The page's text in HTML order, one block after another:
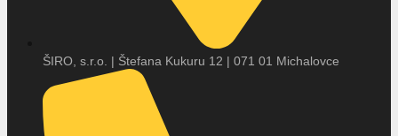
ŠIRO, s.r.o. | Štefana Kukuru 12 | 071 01 Michalovce